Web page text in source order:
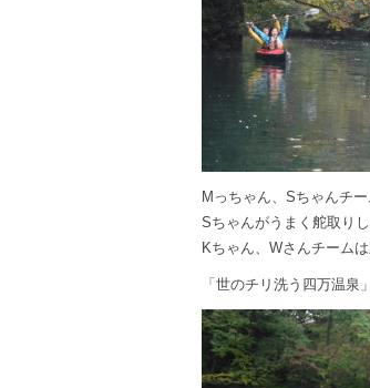
Mっちゃん、Sちゃんチ
Sちゃんがうまく舵取り
Kちゃん、Wさんチーム
「世のチリ洗う四万温